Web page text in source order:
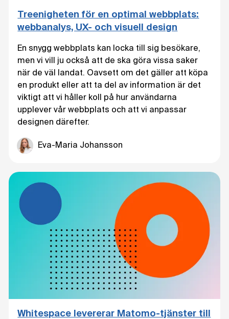
Treenigheten för en optimal webbplats:
webbanalys, UX- och visuell design
En snygg webbplats kan locka till sig besökare,
men vi vill ju också att de ska göra vissa saker
när de väl landat. Oavsett om det gäller att köpa
en produkt eller att ta del av information är det
viktigt att vi håller koll på hur användarna
upplever vår webbplats och att vi anpassar
designen därefter.
Eva-Maria Johansson
Whitespace levererar Matomo-tjänster till